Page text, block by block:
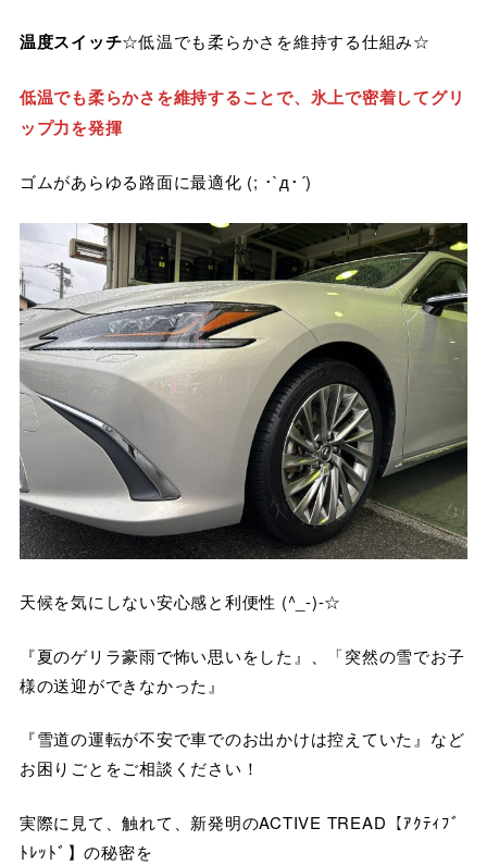
温度スイッチ☆低温でも柔らかさを維持する仕組み☆
低温でも柔らかさを維持することで、氷上で密着してグリ
ップ力を発揮
ゴムがあらゆる路面に最適化 (; ･`д･´)
天候を気にしない安心感と利便性 (^_-)-☆
『夏のゲリラ豪雨で怖い思いをした』、「突然の雪でお子
様の送迎ができなかった』
『雪道の運転が不安で車でのお出かけは控えていた』など
お困りごとをご相談ください！
実際に見て、触れて、新発明のACTIVE TREAD【ｱｸﾃｨﾌﾞ
ﾄﾚｯﾄﾞ】の秘密を